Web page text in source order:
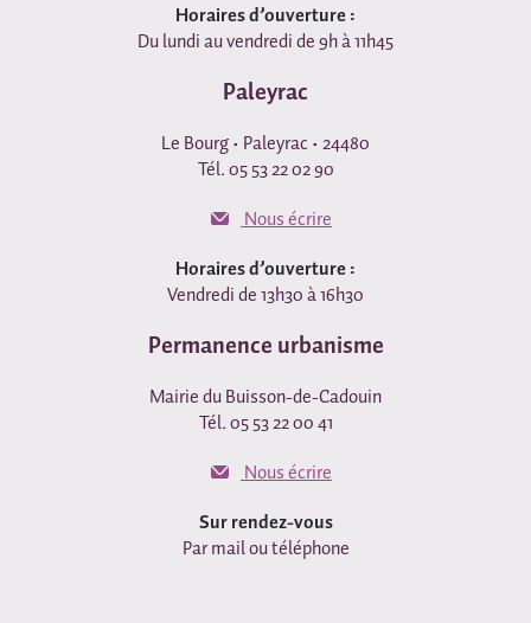
Horaires d’ouverture :
Du lundi au vendredi de 9h à 11h45
Paleyrac
Le Bourg • Paleyrac • 24480
Tél. 05 53 22 02 90
Nous écrire
Horaires d’ouverture :
Vendredi de 13h30 à 16h30
Permanence urbanisme
Mairie du Buisson-de-Cadouin
Tél. 05 53 22 00 41
Nous écrire
Sur rendez-vous
Par mail ou téléphone